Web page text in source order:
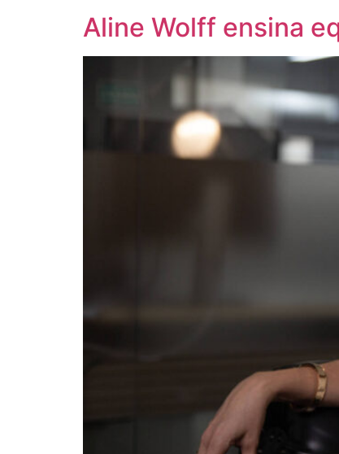
Aline Wolff ensina